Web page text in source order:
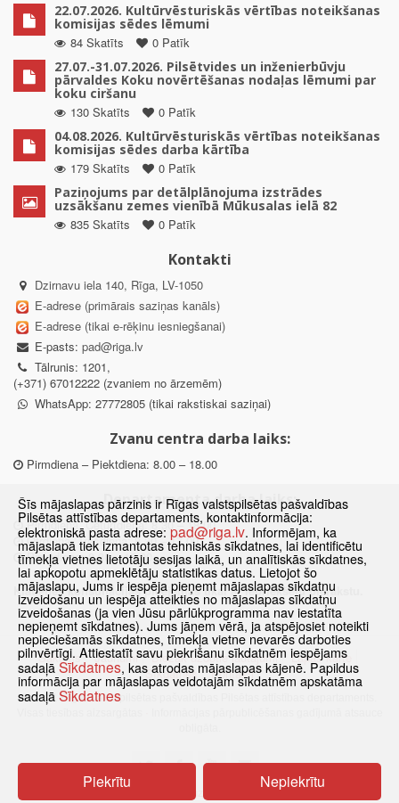
22.07.2026. Kultūrvēsturiskās vērtības noteikšanas
komisijas sēdes lēmumi
84 Skatīts
0 Patīk
27.07.-31.07.2026. Pilsētvides un inženierbūvju
pārvaldes Koku novērtēšanas nodaļas lēmumi par
koku ciršanu
130 Skatīts
0 Patīk
04.08.2026. Kultūrvēsturiskās vērtības noteikšanas
komisijas sēdes darba kārtība
179 Skatīts
0 Patīk
Paziņojums par detālplānojuma izstrādes
uzsākšanu zemes vienībā Mūkusalas ielā 82
835 Skatīts
0 Patīk
Kontakti
Dzirnavu iela 140, Rīga, LV-1050
E-adrese (primārais saziņas kanāls)
E-adrese (tikai e-rēķinu iesniegšanai)
E-pasts: pad@riga.lv
Tālrunis: 1201,
(+371) 67012222 (zvaniem no ārzemēm)
WhatsApp: 27772805 (tikai rakstiskai saziņai)
Zvanu centra darba laiks:
Pirmdiena – Piektdiena: 8.00 – 18.00
Departamenta darba laiks:
Pirmdiena, Ceturtdiena: 8.30 – 18.00
Otrdiena, Trešdiena: 8.30 – 17.00
Piektdiena: 8.30 – 15.00
Klātienes konsultācijas pieejamas tikai ar iepriekšēju pierakstu.
Sākums Jaunumi Biežāk uzdotie jautājumi
Lapas karte
Sīkdatnes
Kontakti
© 2021 Rīgas valstspilsētas pašvaldības Pilsētas attīstības departaments.
Pārslēgties uz www versiju
Šīs mājaslapas pārzinis ir Rīgas valstspilsētas pašvaldības
Pilsētas attīstības departaments, kontaktinformācija:
elektroniskā pasta adrese: pad@riga.lv. Informējam, ka
mājaslapā tiek izmantotas tehniskās sīkdatnes, lai identificētu
tīmekļa vietnes lietotāju sesijas laikā, un analītiskās sīkdatnes,
lai apkopotu apmeklētāju statistikas datus. Lietojot šo
mājaslapu, Jums ir iespēja pieņemt mājaslapas sīkdatņu
izveidošanu un iespēja atteikties no mājaslapas sīkdatņu
izveidošanas (ja vien Jūsu pārlūkprogramma nav iestatīta
nepieņemt sīkdatnes). Jums jāņem vērā, ja atspējosiet noteikti
nepieciešamās sīkdatnes, tīmekļa vietne nevarēs darboties
pilnvērtīgi. Attiestatīt savu piekrišanu sīkdatnēm iespējams
sadaļā Sīkdatnes, kas atrodas mājaslapas kājenē. Papildus
informācija par mājaslapas veidotajām sīkdatnēm apskatāma
sadaļā Sīkdatnes
Piekrītu Nepiekrītu